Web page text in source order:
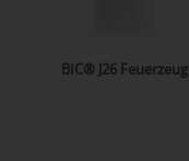
BIC® J26 Feuerzeug